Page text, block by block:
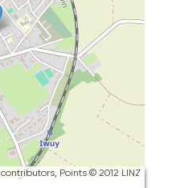
contributors, Points © 2012 LINZ